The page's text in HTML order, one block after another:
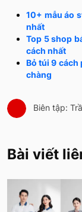
10+ mẫu áo
nhất
Top 5 shop
cách nhất
Bỏ túi 9 cách
chàng
Biên tập:
Bài viết